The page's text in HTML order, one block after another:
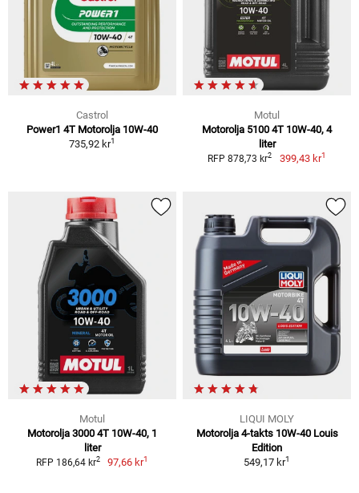
Castrol
Power1 4T Motorolja 10W-40
735,92 kr1
Motul
Motorolja 5100 4T 10W-40, 4
liter
RFP 878,73 kr2 399,43 kr1
Motul
Motorolja 3000 4T 10W-40, 1
liter
RFP 186,64 kr2 97,66 kr1
LIQUI MOLY
Motorolja 4-takts 10W-40 Louis
Edition
549,17 kr1